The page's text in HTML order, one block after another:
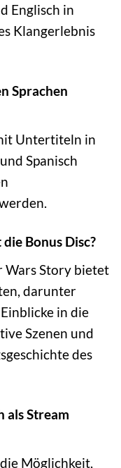
Englisch in
Klangerlebnis
Sprachen
Untertiteln in
Spanisch
Bonus Disc?
Wars Story bietet
darunter
in die
Szenen und
des
als Stream
Möglichkeit,